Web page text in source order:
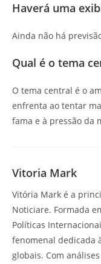
Haverá uma
Ainda não há
Qual é o tema
O tema central é o
enfrenta ao tentar
fama e à pressão da
Vitoria Mark
Vitória Mark é a
Noticiare. Formada
Políticas
fenomenal dedicada
globais. Com